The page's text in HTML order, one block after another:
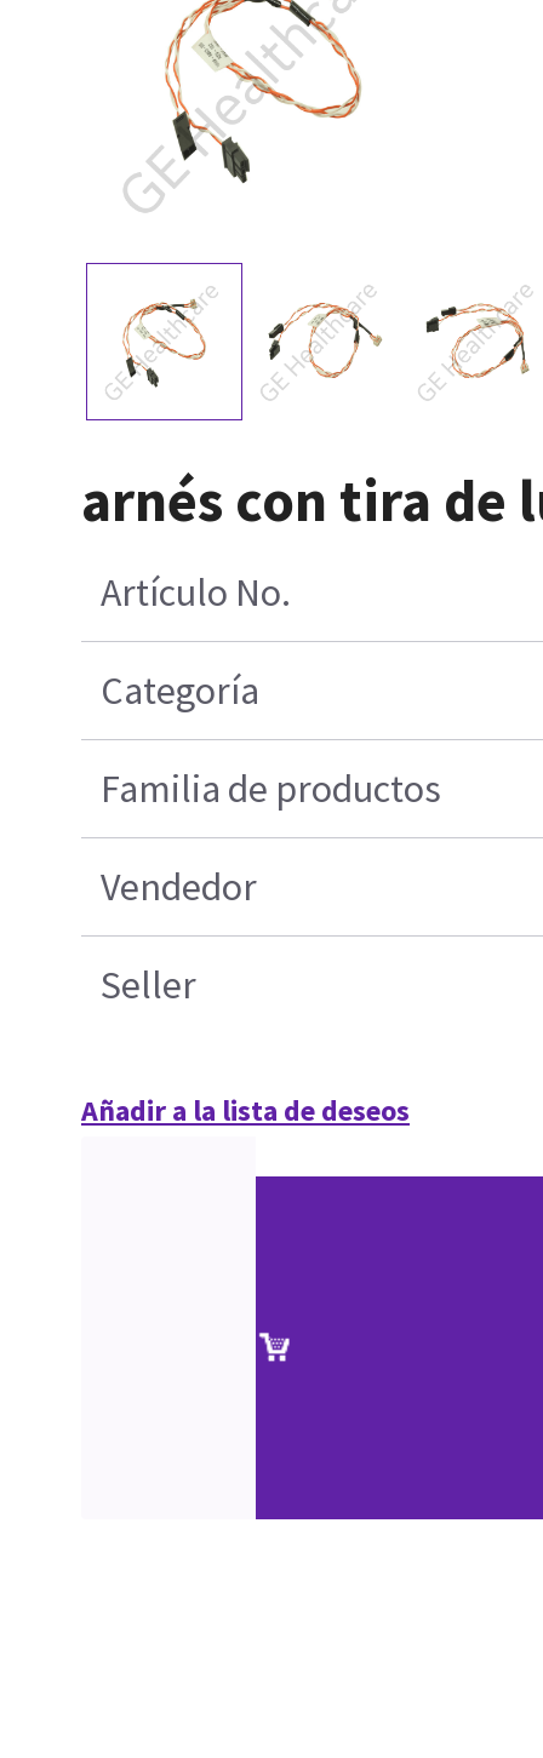
arnés con tira de
Artículo No.
Categoría
Familia de productos
Vendedor
Seller
Añadir a la lista de deseos